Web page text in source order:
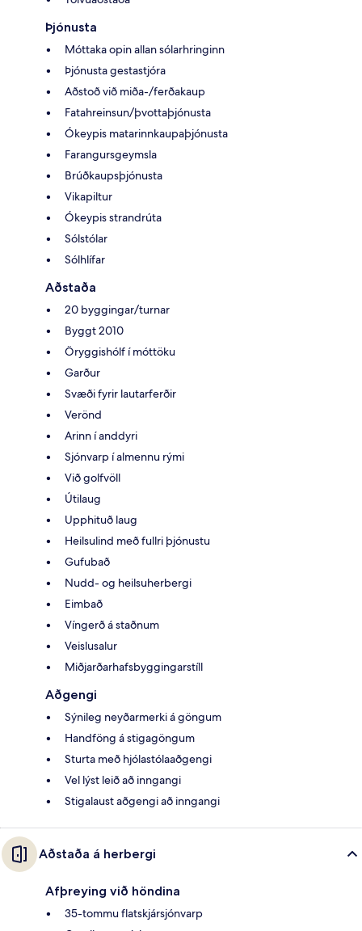
Þjónusta
Móttaka opin allan sólarhringinn
Þjónusta gestastjóra
Aðstoð við miða-/ferðakaup
Fatahreinsun/þvottaþjónusta
Ókeypis matarinnkaupaþjónusta
Farangursgeymsla
Brúðkaupsþjónusta
Vikapiltur
Ókeypis strandrúta
Sólstólar
Sólhlífar
Aðstaða
20 byggingar/turnar
Byggt 2010
Öryggishólf í móttöku
Garður
Svæði fyrir lautarferðir
Verönd
Arinn í anddyri
Sjónvarp í almennu rými
Við golfvöll
Útilaug
Upphituð laug
Heilsulind með fullri þjónustu
Gufubað
Nudd- og heilsuherbergi
Eimbað
Víngerð á staðnum
Veislusalur
Miðjarðarhafsbyggingarstíll
Aðgengi
Sýnileg neyðarmerki á göngum
Handföng á stigagöngum
Sturta með hjólastólaaðgengi
Vel lýst leið að inngangi
Stigalaust aðgengi að inngangi
Aðstaða á herbergi
Afþreying við höndina
35-tommu flatskjársjónvarp